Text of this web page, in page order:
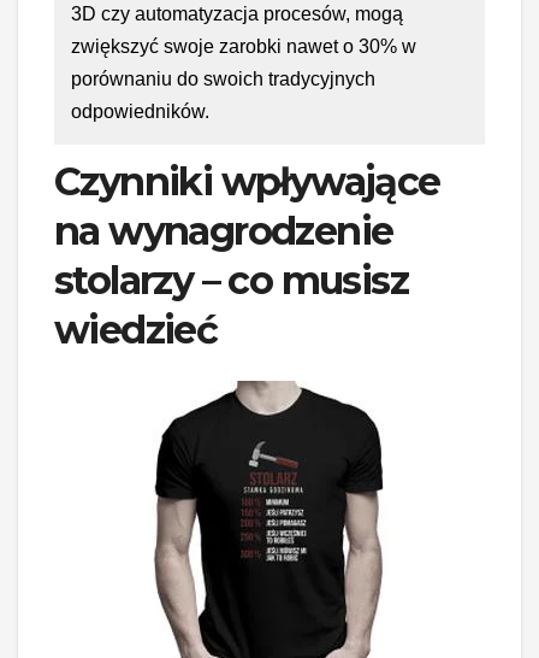
3D czy automatyzacja procesów, mogą
zwiększyć swoje zarobki nawet o 30% w
porównaniu do swoich tradycyjnych
odpowiedników.
Czynniki wpływające
na wynagrodzenie
stolarzy – co musisz
wiedzieć